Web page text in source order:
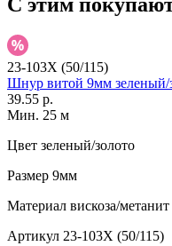
23-103X (50/115)
Шнур витой 9мм зеленый/
39.55 р.
Мин. 25 м
Цвет зеленый/золото
Размер 9мм
Материал вискоза/метанит
Артикул 23-103X (50/115)